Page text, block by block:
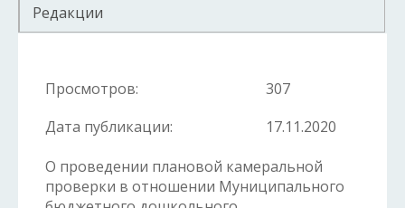
Редакции
Просмотров:
307
Дата публикации:
17.11.2020
О проведении плановой камеральной
проверки в отношении Муниципального